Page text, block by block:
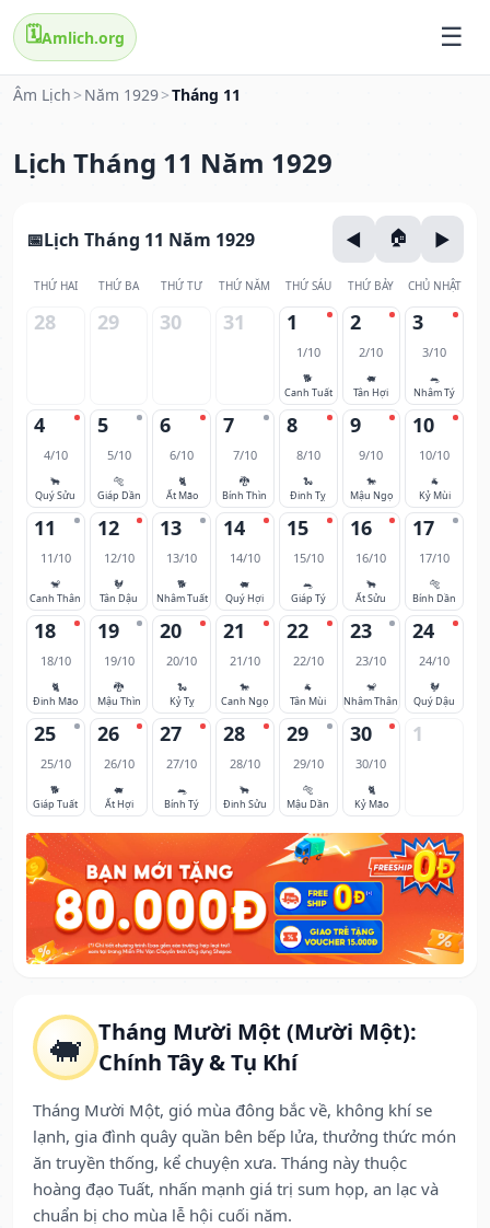
🗓️Amlich.org
Âm Lịch > Năm 1929>Tháng 11
Lịch Tháng 11 Năm 1929
🐖 Tháng Mười Một (Mười Một):
Chính Tây & Tụ Khí
Tháng Mười Một, gió mùa đông bắc về, không khí se
lạnh, gia đình quây quần bên bếp lửa, thưởng thức món
ăn truyền thống, kể chuyện xưa. Tháng này thuộc
hoàng đạo Tuất, nhấn mạnh giá trị sum họp, an lạc và
chuẩn bị cho mùa lễ hội cuối năm.
Lịch Tháng 11 Năm 1929
THỨ HAI THỨ BA THỨ TƯ THỨ NĂM THỨ SÁU THỨ BẢY CHỦ NHẬT
28 29 30 31 1
1/10
🐕
Canh Tuất
2
2/10
🐖
Tân Hợi
3
3/10
🐀
Nhâm Tý
4
4/10
🐂
Quý Sửu
5
5/10
🐅
Giáp Dần
6
6/10
🐈
Ất Mão
7
7/10
🐉
Bính Thìn
8
8/10
🐍
Đinh Tỵ
9
9/10
🐎
Mậu Ngọ
10
10/10
🐐
Kỷ Mùi
11
11/10
🐒
Canh Thân
12
12/10
🐓
Tân Dậu
13
13/10
🐕
Nhâm Tuất
14
14/10
🐖
Quý Hợi
15
15/10
🐀
Giáp Tý
16
16/10
🐂
Ất Sửu
17
17/10
🐅
Bính Dần
18
18/10
🐈
Đinh Mão
19
19/10
🐉
Mậu Thìn
20
20/10
🐍
Kỷ Tỵ
21
21/10
🐎
Canh Ngọ
22
22/10
🐐
Tân Mùi
23
23/10
🐒
Nhâm Thân
24
24/10
🐓
Quý Dậu
25
25/10
🐕
Giáp Tuất
26
26/10
🐖
Ất Hợi
27
27/10
🐀
Bính Tý
28
28/10
🐂
Đinh Sửu
29
29/10
🐅
Mậu Dần
30
30/10
🐈
Kỷ Mão
1